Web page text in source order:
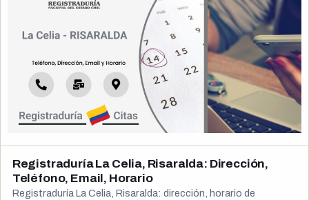
Registraduría La Celia, Risaralda: Dirección,
Teléfono, Email, Horario
Registraduría La Celia, Risaralda: dirección, horario de